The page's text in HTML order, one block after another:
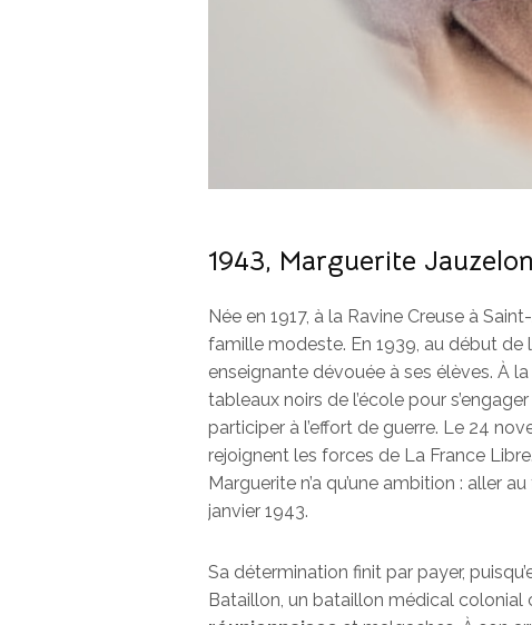
1943, Marguerite
Née en 1917, à la Ravine Creuse à
famille modeste. En 1939, au début de
enseignante dévouée à ses élèves. À
tableaux noirs de l’école pour
participer à l’effort de guerre. Le 24
rejoignent les forces de La France
Marguerite n’a qu’une ambition : aller
janvier 1943.
Sa détermination finit par payer,
Bataillon, un bataillon médical